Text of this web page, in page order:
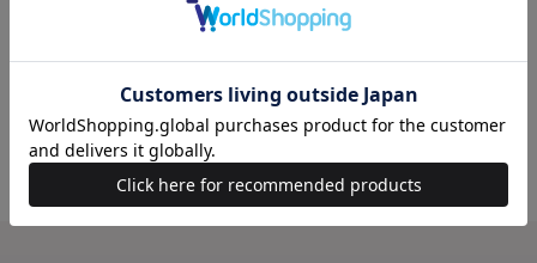
初めてご利用の方・会員以外の方
メールアドレスとパスワードを登録しておくと便利にお買い物ができるよ
うになります。